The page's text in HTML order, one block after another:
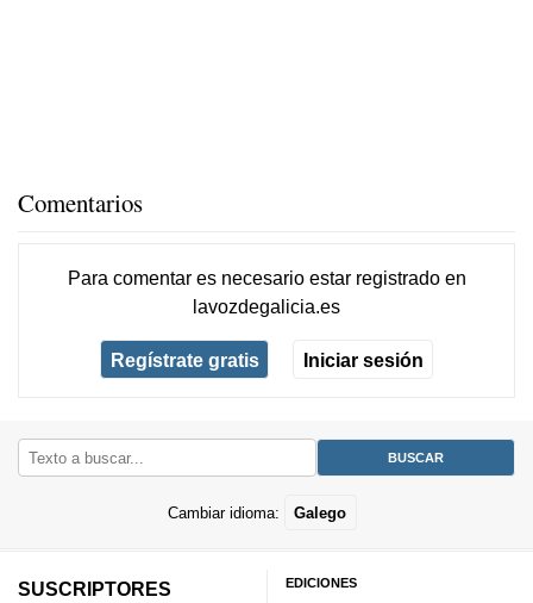
Comentarios
Para comentar es necesario estar registradoen
lavozdegalicia.es
Regístrate gratis Iniciar sesión
Cambiar idioma: Galego
SUSCRIPTORES EDICIONES